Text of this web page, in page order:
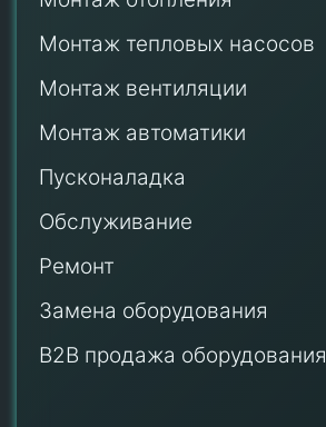
Монтаж тепловых насосов
Монтаж вентиляции
Монтаж автоматики
Пусконаладка
Обслуживание
Ремонт
Замена оборудования
B2B продажа оборудования